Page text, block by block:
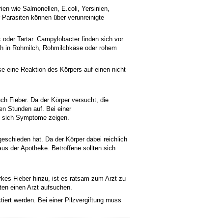
wie Salmonellen, E.coli, Yersinien,
können über verunreinigte
Tartar. Campylobacter finden sich vor
in Rohmilch, Rohmilchkäse oder rohem
eine Reaktion des Körpers auf einen nicht-
Fieber. Da der Körper versucht, die
Stunden auf. Bei einer
Symptome zeigen.
hat. Da der Körper dabei reichlich
der Apotheke. Betroffene sollten sich
Fieber hinzu, ist es ratsam zum Arzt zu
einen Arzt aufsuchen.
werden. Bei einer Pilzvergiftung muss